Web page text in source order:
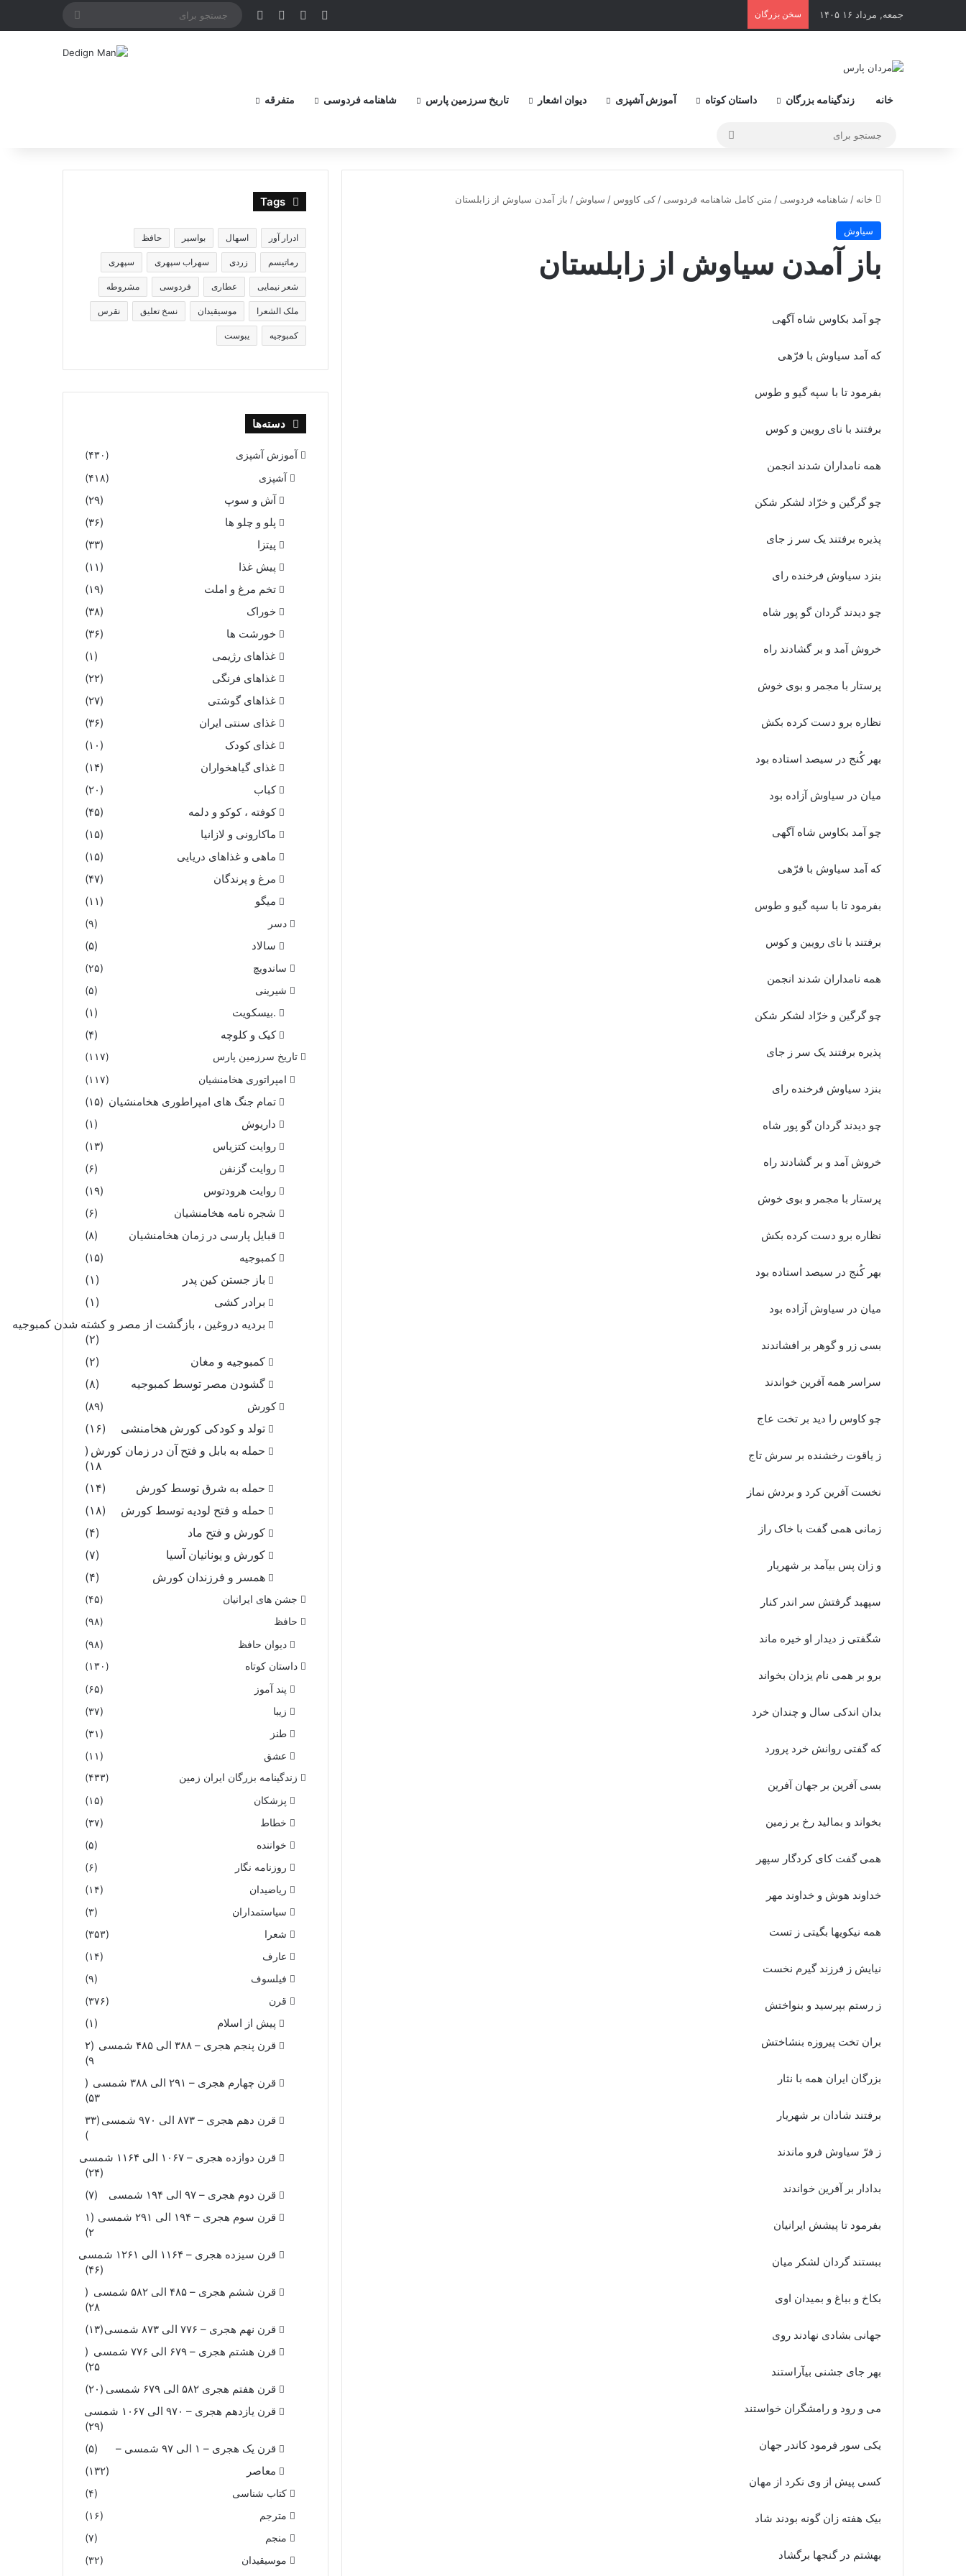
جمعه, مرداد ۱۶ ۱۴۰۵ سخن بزرگان فیس بوک یوتیوب اینستاگرام
خانه زندگینامه بزرگان داستان کوتاه آموزش آشپزی دیوان اشعار تاریخ سرزمین پارس شاهنامه فردوسی متفرقه
خانه / شاهنامه فردوسی / متن کامل شاهنامه فردوسی / کی کاووس / سیاوش / باز آمدن سیاوش از زابلستان‏
سیاوش
باز آمدن سیاوش از زابلستان‏
چو آمد بکاوس شاه آگهى
که آمد سیاوش با فرّهى
بفرمود تا با سپه گیو و طوس
برفتند با ناى رویین و کوس‏
همه نامداران شدند انجمن
چو گرگین و خرّاد لشکر شکن‏
پذیره برفتند یک سر ز جاى
بنزد سیاوش فرخنده راى‏
چو دیدند گردان گو پور شاه
خروش آمد و بر گشادند راه‏
پرستار با مجمر و بوى خوش
نظاره برو دست کرده بکش‏
بهر کُنج در سیصد استاده بود
میان در سیاوش آزاده بود
چو آمد بکاوس شاه آگهى
که آمد سیاوش با فرّهى
بفرمود تا با سپه گیو و طوس
برفتند با ناى رویین و کوس‏
همه نامداران شدند انجمن
چو گرگین و خرّاد لشکر شکن‏
پذیره برفتند یک سر ز جاى
بنزد سیاوش فرخنده راى‏
چو دیدند گردان گو پور شاه
خروش آمد و بر گشادند راه‏
پرستار با مجمر و بوى خوش
نظاره برو دست کرده بکش‏
بهر کُنج در سیصد استاده بود
میان در سیاوش آزاده بود
بسى زر و گوهر بر افشاندند
سراسر همه آفرین خواندند
چو کاوس را دید بر تخت عاج
ز یاقوت رخشنده بر سرش تاج‏
نخست آفرین کرد و بردش نماز
زمانى همى گفت با خاک راز
و زان پس بیآمد بر شهریار
سپهبد گرفتش سر اندر کنار
شگفتى ز دیدار او خیره ماند
برو بر همى نام یزدان بخواند
بدان اندکى سال و چندان خرد
که گفتى روانش خرد پرورد
بسى آفرین بر جهان آفرین
بخواند و بمالید رخ بر زمین‏
همى گفت کاى کردگار سپهر
خداوند هوش و خداوند مهر
همه نیکویها بگیتى ز تست
نیایش ز فرزند گیرم نخست‏
ز رستم بپرسید و بنواختش
بران تخت پیروزه بنشاختش‏
بزرگان ایران همه با نثار
برفتند شادان بر شهریار
ز فرّ سیاوش فرو ماندند
بدادار بر آفرین خواندند
بفرمود تا پیشش ایرانیان
ببستند گردان لشکر میان‏
بکاخ و بباغ و بمیدان اوى
جهانى بشادى نهادند روى‏
بهر جاى جشنى بیآراستند
مى و رود و رامشگران خواستند
یکى سور فرمود کاندر جهان
کسى پیش از وى نکرد از مهان‏
بیک هفته زان گونه بودند شاد
بهشتم در گنجها برگشاد
Tags
ادرار آور اسهال بواسیر حافظ
رماتیسم زردی سهراب سپهری سپهری
شعر نیمایی عطاری فردوسی مشروطه
ملک الشعرا موسیقیدان نسخ تعلیق نقرس
کمبوجیه یبوست
دسته‌ها
آموزش آشپزی (۴۳۰)
آشپزی (۴۱۸)
آش و سوپ
(۲۹)
پلو و چلو ها
(۳۶)
پیتزا
(۳۳)
پیش غذا
(۱۱)
تخم مرغ و املت
(۱۹)
خوراک
(۳۸)
خورشت ها
(۳۶)
غذاهای رژیمی
(۱)
غذاهای فرنگی
(۲۲)
غذاهای گوشتی
(۲۷)
غذای سنتی ایران
(۳۶)
غذای کودک
(۱۰)
غذای گیاهخواران
(۱۴)
کباب
(۲۰)
کوفته ، کوکو و دلمه
(۴۵)
ماکارونی و لازانیا
(۱۵)
ماهی و غذاهای دریایی
(۱۵)
مرغ و پرندگان
(۴۷)
میگو
(۱۱)
دسر (۹)
سالاد (۵)
ساندویچ
(۲۵)
شیرینی
(۵)
.بیسکویت
(۱)
کیک و کلوچه
(۴)
تاریخ سرزمین پارس (۱۱۷)
امپراتوری هخامنشیان (۱۱۷)
تمام جنگ های امپراطوری هخامنشیان (۱۵)
داریوش
(۱)
روایت کتزیاس
(۱۳)
روایت گزنفن
(۶)
روایت هرودتوس
(۱۹)
شجره نامه هخامنشیان
(۶)
قبایل پارسی در زمان هخامنشیان
(۸)
کمبوجیه
(۱۵)
باز جستن کین پدر
(۱)
برادر کشی
(۱)
بردیه دروغین ، بازگشت از مصر و کشته شدن کمبوجیه
(۲)
کمبوجیه و مغان
(۲)
گشودن مصر توسط کمبوجیه
(۸)
کورش
(۸۹)
تولد و کودکی کورش هخامنشی
(۱۶)
حمله به بابل و فتح آن در زمان کورش (
۱۸)
حمله به شرق توسط کورش
(۱۴)
حمله و فتح لودیه توسط کورش
(۱۸)
کورش و فتح ماد
(۴)
کورش و یونانیان آسیا
(۷)
همسر و فرزندان کورش
(۴)
جشن های ایرانیان
(۴۵)
حافظ
(۹۸)
دیوان حافظ (۹۸)
داستان کوتاه (۱۳۰)
پند آموز
(۶۵)
زیبا
(۳۷)
طنز
(۳۱)
عشق
(۱۱)
زندگینامه بزرگان ایران زمین (۴۳۳)
پزشکان
(۱۵)
خطاط
(۳۷)
خواننده
(۵)
روزنامه نگار
(۶)
ریاضیدان
(۱۴)
سیاستمداران
(۳)
شعرا
(۳۵۳)
عارف
(۱۴)
فیلسوف
(۹)
قرن
(۳۷۶)
پیش از اسلام
(۱)
قرن پنجم هجری – ۳۸۸ الی ۴۸۵ شمسی
(۲
۹)
قرن چهارم هجری – ۲۹۱ الی ۳۸۸ شمسی
(
۵۳)
قرن دهم هجری – ۸۷۳ الی ۹۷۰ شمسی
(۳۳
)
قرن دوازده هجری – ۱۰۶۷ الی ۱۱۶۴ شمسی
(۲۴)
قرن دوم هجری – ۹۷ الی ۱۹۴ شمسی
(۷)
قرن سوم هجری – ۱۹۴ الی ۲۹۱ شمسی
(۱
۲)
قرن سیزده هجری – ۱۱۶۴ الی ۱۲۶۱ شمسی
(۴۶)
قرن ششم هجری – ۴۸۵ الی ۵۸۲ شمسی
(
۲۸)
قرن نهم هجری – ۷۷۶ الی ۸۷۳ شمسی
(۱۳)
قرن هشتم هجری – ۶۷۹ الی ۷۷۶ شمسی
(
۲۵)
قرن هفتم هجری ۵۸۲ الی ۶۷۹ شمسی
(۲۰)
قرن یازدهم هجری – ۹۷۰ الی ۱۰۶۷ شمسی
(۲۹)
قرن یک هجری – ۱ الی ۹۷ شمسی –
(۵)
معاصر
(۱۳۲)
کتاب شناسی
(۴)
مترجم
(۱۶)
منجم
(۷)
موسیقیدان
(۳۲)